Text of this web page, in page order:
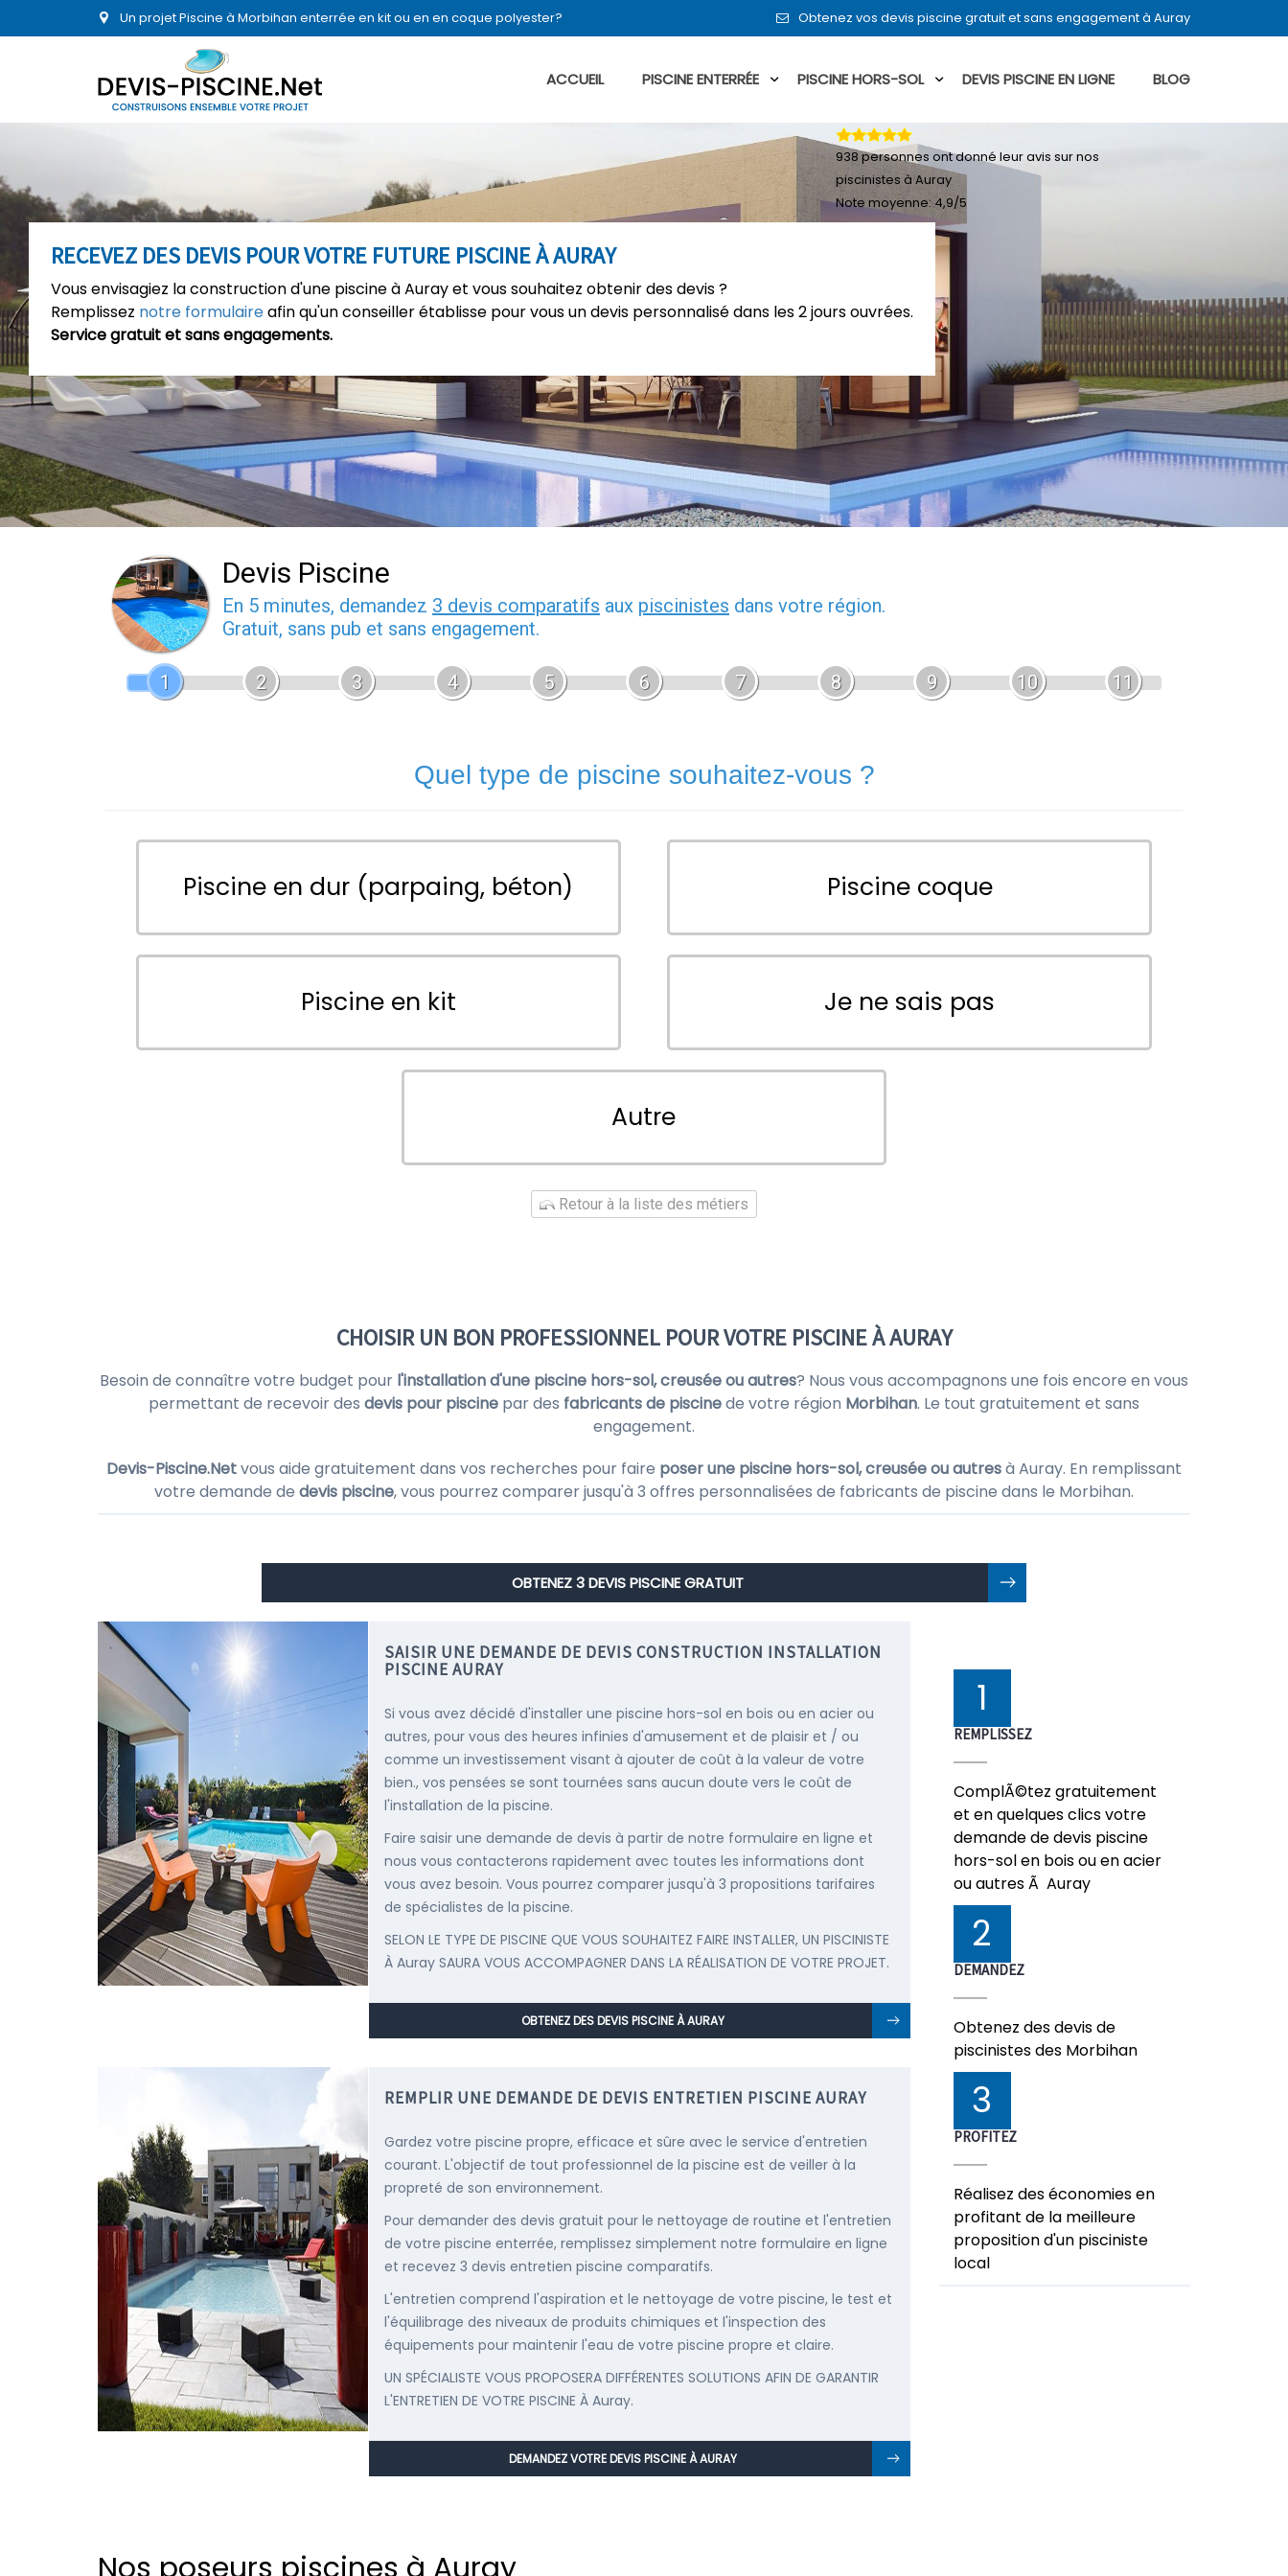
Un projet Piscine à Morbihan enterrée en kit ou en en coque polyester? Obtenez vos devis piscine gratuit et sans engagement à Auray
ACCUEIL PISCINE ENTERRÉE PISCINE HORS-SOL DEVIS PISCINE EN LIGNE BLOG
RECEVEZ DES DEVIS POUR VOTRE FUTURE PISCINE À AURAY
Vous envisagiez la construction d'une piscine à Auray et vous souhaitez obtenir des devis ?
Remplissez notre formulaireafin qu'un conseiller établisse pour vous un devis personnalisé dans les 2 jours ouvrées.
Service gratuit et sans engagements.
938personnes ont donné leuravis sur nos
piscinistes à Auray
Note moyenne:4,9/5
Devis Piscine
En 5 minutes, demandez 3 devis comparatifs aux piscinistes dans votre région.
Gratuit, sans pub et sans engagement.
1 2 3 4 5 6 7 8 9 10 11
Quel type de piscine souhaitez-vous ?
Piscine en dur (parpaing, béton) Piscine coque
Piscine en kit Je ne sais pas
Autre
Retour à la liste des métiers
CHOISIR UN BON PROFESSIONNEL POUR VOTRE PISCINE À AURAY
Besoin de connaître votre budget pour l'installation d'une piscine hors-sol, creusée ou autres? Nous vous accompagnons une fois encore en vous
permettant de recevoir des devis pour piscine par des fabricants de piscinede votre région Morbihan. Le tout gratuitement et sans
engagement.
Devis-Piscine.Netvous aide gratuitement dans vos recherches pour faire poser une piscine hors-sol, creusée ou autresà Auray. En remplissant
votre demande de devis piscine, vous pourrez comparer jusqu'à 3 offres personnalisées de fabricants de piscine dans le Morbihan.
OBTENEZ 3 DEVIS PISCINE GRATUIT
SAISIR UNE DEMANDE DE DEVIS CONSTRUCTION INSTALLATION
PISCINE AURAY
Si vous avez décidé d'installer une piscine hors-sol en bois ou en acier ou
autres, pour vous des heures infinies d'amusement et de plaisir et / ou
comme un investissement visant à ajouter de coût à la valeur de votre
bien., vos pensées se sont tournées sans aucun doute vers le coût de
l'installation de la piscine.
Faire saisir une demande de devis à partir de notre formulaire en ligne et
nous vous contacterons rapidement avec toutes les informations dont
vous avez besoin. Vous pourrez comparer jusqu'à 3 propositions tarifaires
de spécialistes de la piscine.
SELON LE TYPE DE PISCINE QUE VOUS SOUHAITEZ FAIRE INSTALLER, UN PISCINISTE
À Auray SAURA VOUS ACCOMPAGNER DANS LA RÉALISATION DE VOTRE PROJET.
OBTENEZ DES DEVIS PISCINE À AURAY
REMPLIR UNE DEMANDE DE DEVIS ENTRETIEN PISCINE AURAY
Gardez votre piscine propre, efficace et sûre avec le service d'entretien
courant. L'objectif de tout professionnel de la piscine est de veiller à la
propreté de son environnement.
Pour demander des devis gratuit pour le nettoyage de routine et l'entretien
de votre piscine enterrée, remplissez simplement notre formulaire en ligne
et recevez 3 devis entretien piscine comparatifs.
L'entretien comprend l'aspiration et le nettoyage de votre piscine, le test et
l'équilibrage des niveaux de produits chimiques et l'inspection des
équipements pour maintenir l'eau de votre piscine propre et claire.
UN SPÉCIALISTE VOUS PROPOSERA DIFFÉRENTES SOLUTIONS AFIN DE GARANTIR
L'ENTRETIEN DE VOTRE PISCINE À Auray.
DEMANDEZ VOTRE DEVIS PISCINE À AURAY
1
REMPLISSEZ
ComplÃ©tez gratuitement
et en quelques clics votre
demande de devis piscine
hors-sol en bois ou en acier
ou autres Ã Auray
2
DEMANDEZ
Obtenez des devis de
piscinistes des Morbihan
3
PROFITEZ
Réalisez des économies en
profitant de la meilleure
proposition d'un pisciniste
local